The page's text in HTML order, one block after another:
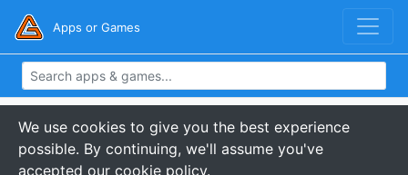
Apps or Games
We use cookies to give you the best experience
possible. By continuing, we'll assume you've
accepted our cookie policy.